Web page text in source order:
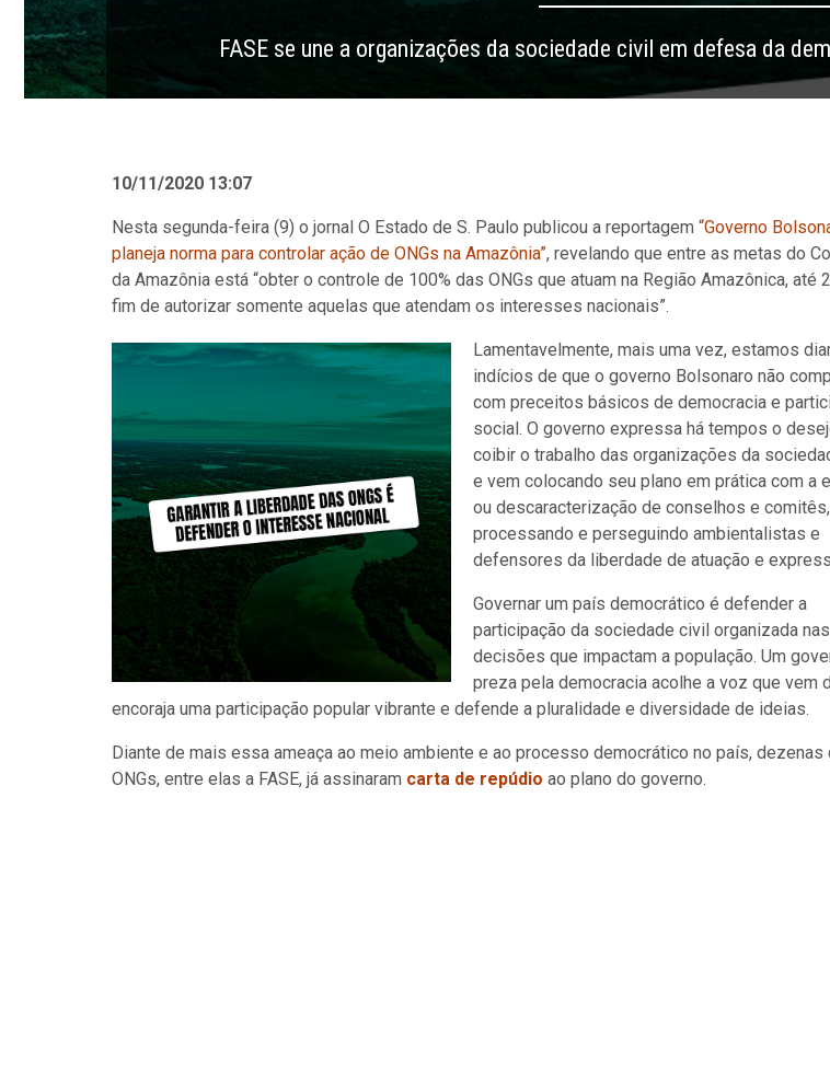
FASE se une a organizações da sociedade civil em defesa da
10/11/2020 13:07
Nesta segunda-feira (9) o jornal O Estado de S. Paulo publicou a reportagem “Governo
planeja norma para controlar ação de ONGs na Amazônia”, revelando que entre as metas do
da Amazônia está “obter o controle de 100% das ONGs que atuam na Região Amazônica, até
fim de autorizar somente aquelas que atendam os interesses nacionais”.
Lamentavelmente, mais uma vez, estamos
indícios de que o governo Bolsonaro não
com preceitos básicos de democracia e
social. O governo expressa há tempos o
coibir o trabalho das organizações da
e vem colocando seu plano em prática com a
ou descaracterização de conselhos e comitês,
processando e perseguindo ambientalistas e
defensores da liberdade de atuação e
Governar um país democrático é defender a
participação da sociedade civil organizada nas
decisões que impactam a população. Um
preza pela democracia acolhe a voz que vem
encoraja uma participação popular vibrante e defende a pluralidade e diversidade de ideias.
Diante de mais essa ameaça ao meio ambiente e ao processo democrático no país, dezenas
ONGs, entre elas a FASE, já assinaram carta de repúdio ao plano do governo.